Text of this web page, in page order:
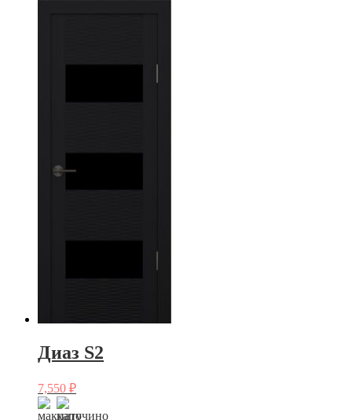
Диаз S2
7,550 ₽